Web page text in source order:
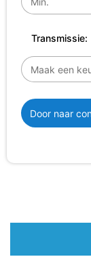
Transmissie:
Door naar